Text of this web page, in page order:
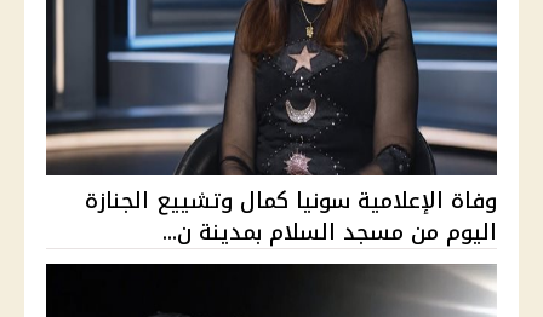
وفاة الإعلامية سونيا كمال وتشييع الجنازة
اليوم من مسجد السلام بمدينة ن...